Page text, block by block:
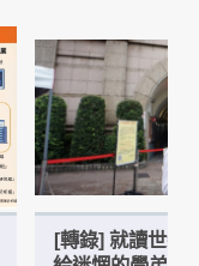
[轉錄] 就讀世新